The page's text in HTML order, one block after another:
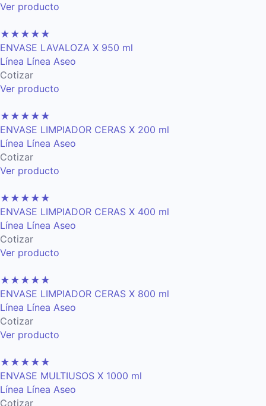
Ver producto
★ ★ ★ ★ ★
ENVASE LAVALOZA X 950 ml
Línea Línea Aseo
Cotizar
Ver producto
★ ★ ★ ★ ★
ENVASE LIMPIADOR CERAS X 200 ml
Línea Línea Aseo
Cotizar
Ver producto
★ ★ ★ ★ ★
ENVASE LIMPIADOR CERAS X 400 ml
Línea Línea Aseo
Cotizar
Ver producto
★ ★ ★ ★ ★
ENVASE LIMPIADOR CERAS X 800 ml
Línea Línea Aseo
Cotizar
Ver producto
★ ★ ★ ★ ★
ENVASE MULTIUSOS X 1000 ml
Línea Línea Aseo
Cotizar